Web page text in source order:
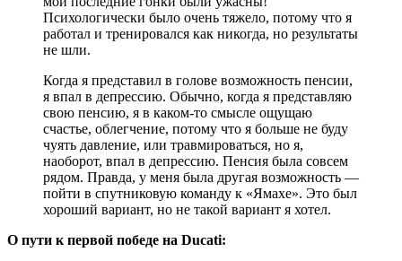
Психологически было очень тяжело, потому что я
работал и тренировался как никогда, но результаты
не шли.
Когда я представил в голове возможность пенсии,
я впал в депрессию. Обычно, когда я представляю
свою пенсию, я в каком-то смысле ощущаю
счастье, облегчение, потому что я больше не буду
чуять давление, или травмироваться, но я,
наоборот, впал в депрессию. Пенсия была совсем
рядом. Правда, у меня была другая возможность —
пойти в спутниковую команду к «Ямахе». Это был
хороший вариант, но не такой вариант я хотел.
О пути к первой победе на Ducati: